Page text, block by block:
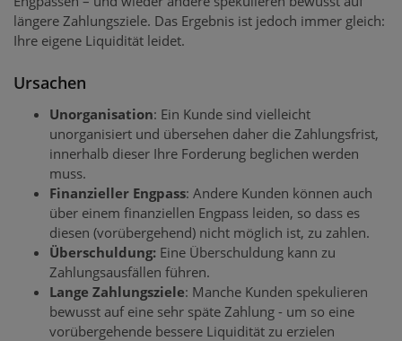
längere Zahlungsziele. Das Ergebnis ist jedoch immer gleich:
Ihre eigene Liquidität leidet.
Ursachen
Unorganisation: Ein Kunde sind vielleicht
unorganisiert und übersehen daher die Zahlungsfrist,
innerhalb dieser Ihre Forderung beglichen werden
muss.
Finanzieller Engpass: Andere Kunden können auch
über einem finanziellen Engpass leiden, so dass es
diesen (vorübergehend) nicht möglich ist, zu zahlen.
Überschuldung: Eine Überschuldung kann zu
Zahlungsausfällen führen.
Lange Zahlungsziele: Manche Kunden spekulieren
bewusst auf eine sehr späte Zahlung - um so eine
vorübergehende bessere Liquidität zu erzielen